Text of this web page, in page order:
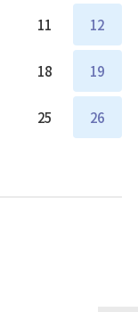
11 12
18 19
25 26